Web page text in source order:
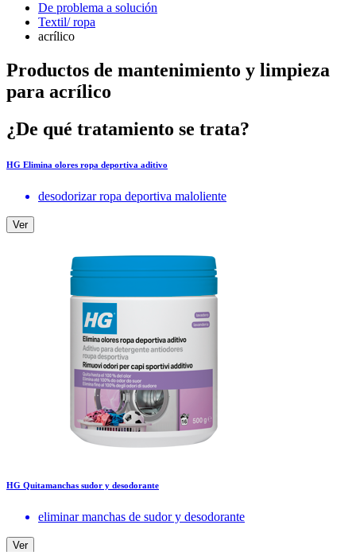
De problema a solución
Textil/ ropa
acrílico
Productos de mantenimiento y limpieza
para acrílico
¿De qué tratamiento se trata?
HG Elimina olores ropa deportiva aditivo
desodorizar ropa deportiva maloliente
Ver
HG Quitamanchas sudor y desodorante
eliminar manchas de sudor y desodorante
Ver